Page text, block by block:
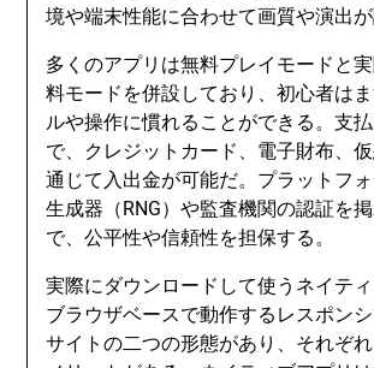
境や端末性能に合わせて画質や演出が
多くのアプリは無料プレイモードと
料モードを併設しており、初心者は
ルや操作に慣れることができる。支
で、クレジットカード、電子財布、
通じて入出金が可能だ。プラットフ
生成器（RNG）や監査機関の認証を
で、公平性や信頼性を担保する。
実際にダウンロードして使うネイティ
ブラウザベースで動作するレスポン
サイトの二つの形態があり、それぞ